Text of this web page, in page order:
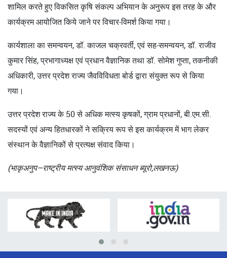
शामिल करते हुए विकसित कृषि संकल्प अभियान के अनुरूप इस तरह के और
कार्यक्रम आयोजित किये जाने पर विचार-विमर्श किया गया।
कार्यशाला का समन्वयन, डॉ. काजल चक्रवर्ती, एवं सह-समन्वयन, डॉ. राजीव
कुमार सिंह, प्रभागाध्यक्ष एवं प्रधान वैज्ञानिक तथा डॉ. सोमेश गुप्ता, तकनीकी
अधिकारी, उत्तर प्रदेश राज्य जैवविविधता बोर्ड द्वारा संयुक्त रूप से किया
गया।
उत्तर प्रदेश राज्य के 50 से अधिक मत्स्य कृषकों, ग्राम प्रधानों, बी.एम.सी.
सदस्यों एवं अन्य हितधारकों ने सक्रिय रूप से इस कार्यक्रम में भाग लेकर
संस्थान के वैज्ञानिकों से प्रत्यक्ष संवाद किया।
(भाकृअनुप–राष्ट्रीय मत्स्य आनुवंशिक संसाधन ब्यूरो,लखनऊ)